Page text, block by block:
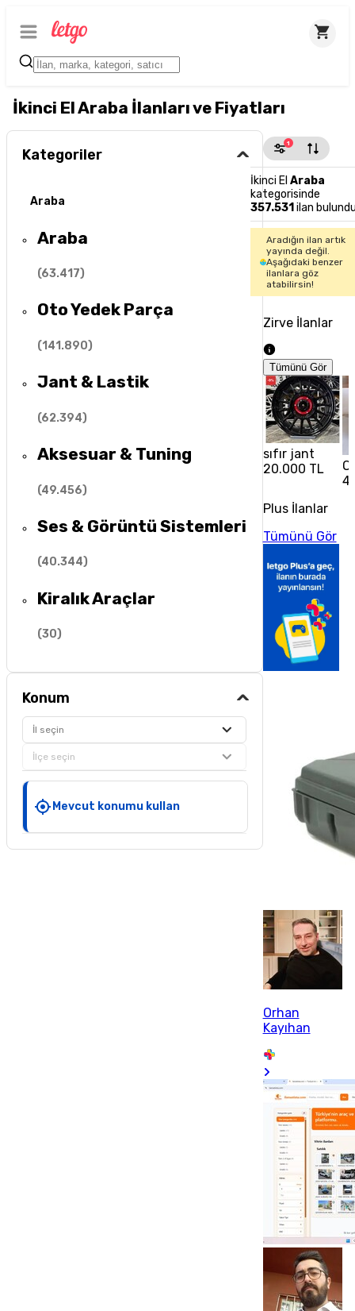
İkinci El Araba İlanları ve Fiyatları
Kategoriler
Araba
Araba
(63.417)
Oto Yedek Parça
(141.890)
Jant & Lastik
(62.394)
Aksesuar & Tuning
(49.456)
Ses & Görüntü Sistemleri
(40.344)
Kiralık Araçlar
(30)
Konum
İl seçin
İlçe seçin
Mevcut konumu kullan
1
İkinci El Araba
kategorisinde
357.531 ilan
Aradığın ilan artık
yayında değil.
Aşağıdaki benzer
ilanlara göz
atabilirsin!
Zirve İlanlar
Tümünü Gör
sıfır jant
20.000 TL
Plus İlanlar
Tümünü Gör
Orhan
Kayıhan